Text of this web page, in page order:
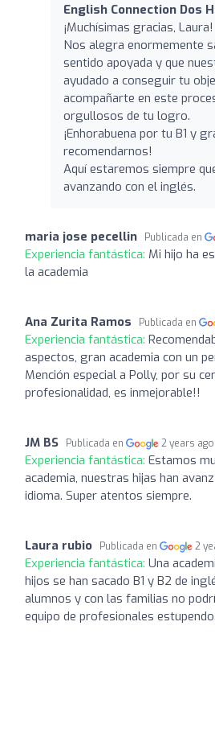
English Connection Dos
¡Muchísimas gracias, Laura!
Nos alegra enormemente
sentido apoyada y que
ayudado a conseguir tu
acompañarte en este
orgullosos de tu logro.
¡Enhorabuena por tu B1 y
recomendarnos!
Aquí estaremos siempre
avanzando con el inglés.
maria jose pecellin Publicada en
Experiencia fantástica: Mi hijo ha
la academia
Ana Zurita Ramos Publicada en
Experiencia fantástica:
aspectos, gran academia con un
Mención especial a Polly, por su
profesionalidad, es inmejorable!!
JM BS Publicada en 2 years ago
Experiencia fantástica: Estamos
academia, nuestras hijas han
idioma. Super atentos siempre.
Laura rubio Publicada en 2
Experiencia fantástica: Una
hijos se han sacado B1 y B2 de
alumnos y con las familias no
equipo de profesionales estupendo.